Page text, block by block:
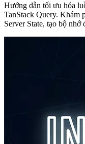
Hướng dẫn tối ưu hóa
TanStack Query. Khám
Server State, tạo bộ